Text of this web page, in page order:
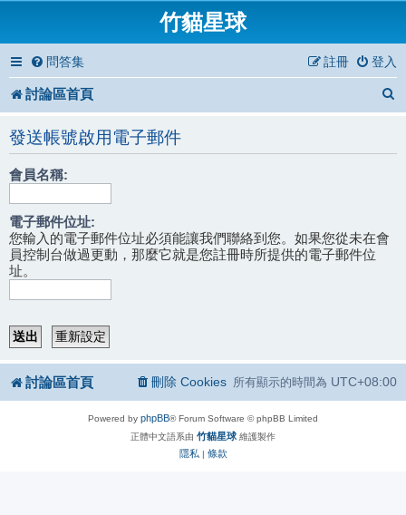
竹貓星球
問答集 登入
註冊
討論區首頁
發送帳號啟用電子郵件
會員名稱:
電子郵件位址:
您輸入的電子郵件位址必須能讓我們聯絡到您。如果您從未在會
員控制台做過更動，那麼它就是您註冊時所提供的電子郵件位
址。
討論區首頁 所有顯示的時間為 UTC+08:00
刪除 Cookies
Powered by phpBB® Forum Software © phpBB Limited
正體中文語系由 竹貓星球 維護製作
隱私 | 條款